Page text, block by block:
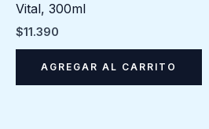
Vital, 300ml
$11.390
AGREGAR AL CARRITO